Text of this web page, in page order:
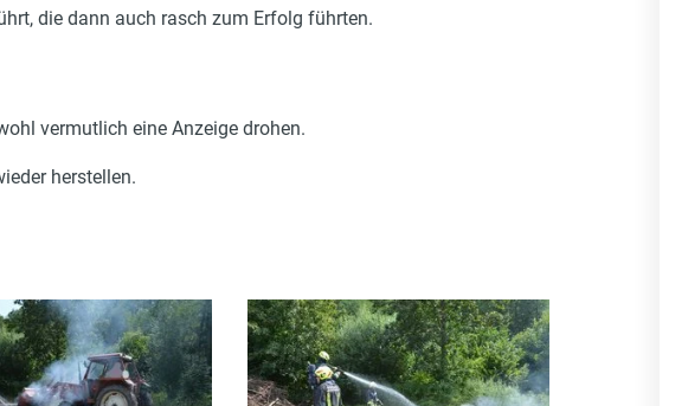
die dann auch rasch zum Erfolg führten.
vermutlich eine Anzeige drohen.
herstellen.